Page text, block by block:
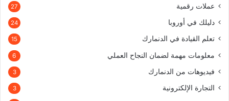
عملات رقمية 27
دليلك في أوروبا 24
تعلم القيادة في الدنمارك 15
معلومات مهمة لضمان النجاح العملي 6
فيديوهات من الدنمارك 3
التجارة الإلكترونية 3